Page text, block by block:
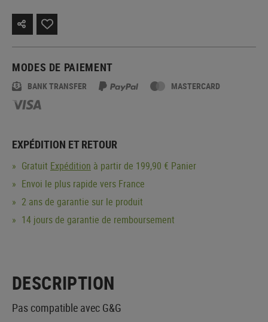
MODES DE PAIEMENT
BANK TRANSFER MASTERCARD
EXPÉDITION ET RETOUR
Gratuit Expédition à partir de 199,90 € Panier
Envoi le plus rapide vers France
2 ans de garantie sur le produit
14 jours de garantie de remboursement
DESCRIPTION
Pas compatible avec G&G